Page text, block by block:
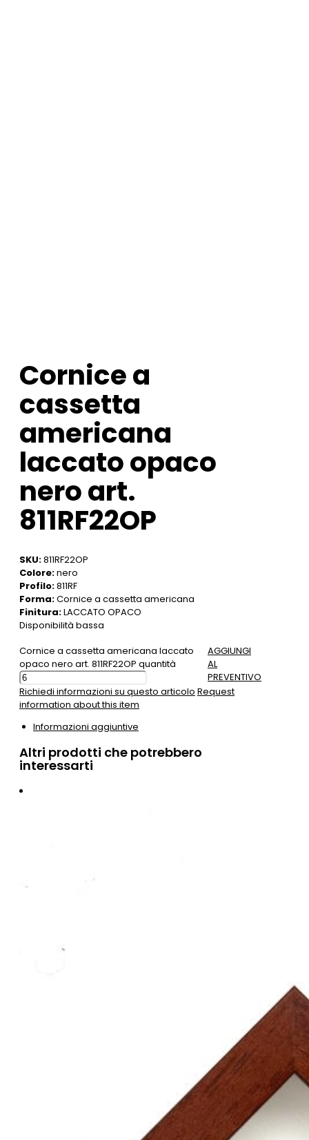
Cornice a
cassetta
americana
laccato opaco
nero art.
811RF22OP
SKU:811RF22OP
Colore:nero
Profilo:811RF
Forma:Cornice a cassetta americana
Finitura:LACCATO OPACO
Disponibilità bassa
Cornice a cassetta americana laccato
opaco nero art. 811RF22OP quantità
AGGIUNGI
AL
PREVENTIVO
Richiedi informazioni su questo articolo Request
information about this item
Informazioni aggiuntive
Altri prodotti che potrebbero
interessarti